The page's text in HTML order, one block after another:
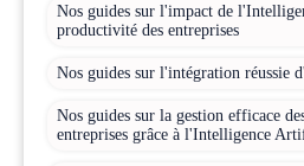
Nos guides sur l'impact de
productivité des entreprises
Nos guides sur l'intégration réussie
Nos guides sur la gestion efficace
entreprises grâce à l'Intelligence